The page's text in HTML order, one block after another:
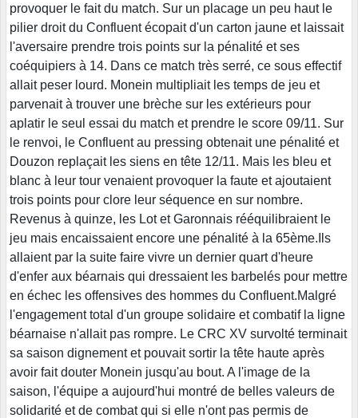
provoquer le fait du match. Sur un placage un peu haut le
pilier droit du Confluent écopait d'un carton jaune et laissait
l'aversaire prendre trois points sur la pénalité et ses
coéquipiers à 14. Dans ce match très serré, ce sous effectif
allait peser lourd. Monein multipliait les temps de jeu et
parvenait à trouver une brèche sur les extérieurs pour
aplatir le seul essai du match et prendre le score 09/11. Sur
le renvoi, le Confluent au pressing obtenait une pénalité et
Douzon replaçait les siens en tête 12/11. Mais les bleu et
blanc à leur tour venaient provoquer la faute et ajoutaient
trois points pour clore leur séquence en sur nombre.
Revenus à quinze, les Lot et Garonnais rééquilibraient le
jeu mais encaissaient encore une pénalité à la 65ème.Ils
allaient par la suite faire vivre un dernier quart d'heure
d'enfer aux béarnais qui dressaient les barbelés pour mettre
en échec les offensives des hommes du Confluent.Malgré
l'engagement total d'un groupe solidaire et combatif la ligne
béarnaise n'allait pas rompre. Le CRC XV survolté terminait
sa saison dignement et pouvait sortir la tête haute après
avoir fait douter Monein jusqu'au bout. A l'image de la
saison, l'équipe a aujourd'hui montré de belles valeurs de
solidarité et de combat qui si elle n'ont pas permis de